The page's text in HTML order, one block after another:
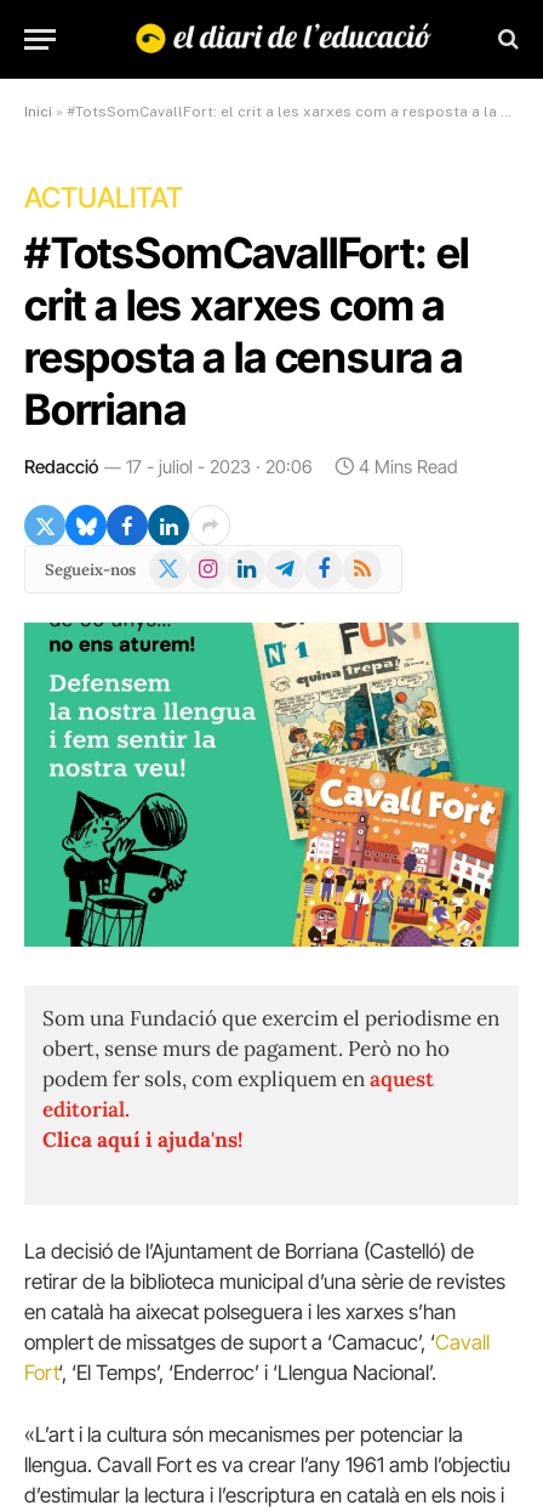
Inici » #TotsSomCavallFort: el crit a les xarxes com a resposta a la censura a Borriana
ACTUALITAT
#TotsSomCavallFort: el
crit a les xarxes com a
resposta a la censura a
Borriana
Redacció 17 - juliol - 2023 · 20:06 4 Mins Read
Segueix-nos
X
Instagram
LinkedInTelegramFacebook
RSS
Som una Fundació que exercim el periodisme en
obert, sense murs de pagament. Però no ho
podem fer sols, com expliquem enaquest
editorial.
Clica aquí i ajuda'ns!
La decisió de l’Ajuntament de Borriana (Castelló) de
retirar de la biblioteca municipal d’una sèrie de revistes
en català ha aixecat polseguera i les xarxes s’han
omplert de missatges de suport a ‘Camacuc’, ‘Cavall
Fort‘, ‘El Temps’, ‘Enderroc’ i ‘Llengua Nacional’.
«L’art i la cultura són mecanismes per potenciar la
llengua. Cavall Fort es va crear l’any 1961 amb l’objectiu
d’estimular la lectura i l’escriptura en català en els nois i